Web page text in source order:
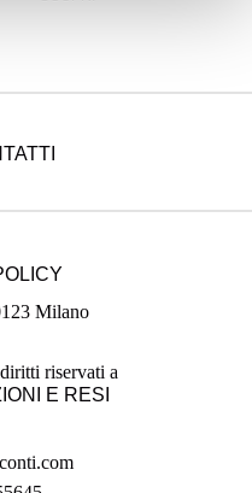
E RESI
Milano
riservati a